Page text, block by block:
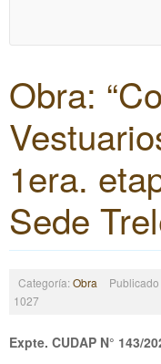
Obra:
1era.
Sede
Categoría:Obra
1027
Expte. CUDAP N° 143/